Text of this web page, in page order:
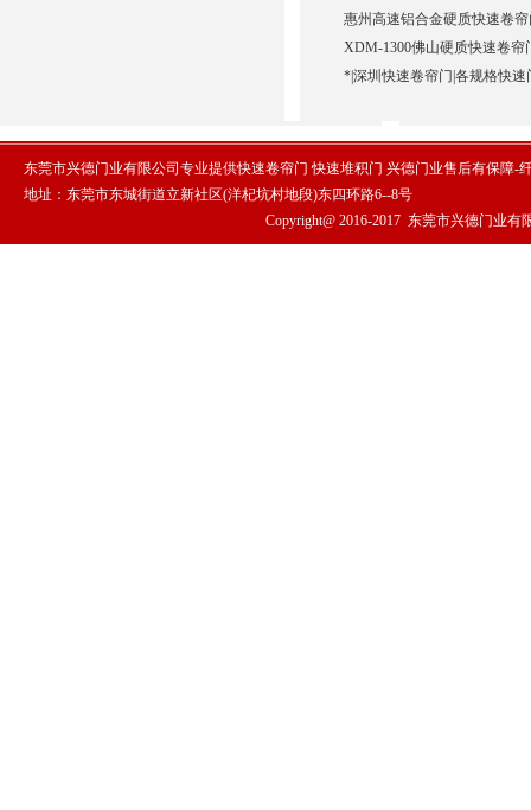
惠州高速铝合金硬质快速卷
XDM-1300佛山硬质快速卷帘
*|深圳快速卷帘门|各规格快速
东莞市兴德门业有限公司专业提供快速卷帘门 快速堆积门 兴德门业售后有保障-
地址：东莞市东城街道立新社区(洋杞坑村地段)东四环路6--8号
Copyright@ 2016-2017 东莞市兴德门业有